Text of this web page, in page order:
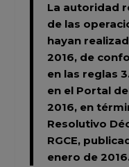
La autoridad
de las
hayan
2016, de
en las reglas
en el Portal
2016, en
Resolutivo
RGCE,
enero de